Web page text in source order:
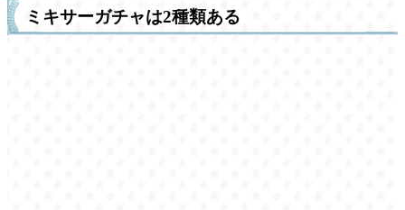
ミキサーガチャは2種類ある